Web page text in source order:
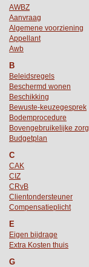
AWBZ
Aanvraag
Algemene voorziening
Appellant
Awb
B
Beleidsregels
Beschermd wonen
Beschikking
Bewuste-keuzegesprek
Bodemprocedure
Bovengebruikelijke zorg
Budgetplan
C
CAK
CIZ
CRvB
Clientondersteuner
Compensatieplicht
E
Eigen bijdrage
Extra Kosten thuis
G